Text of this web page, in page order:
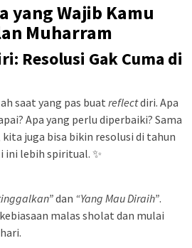
yang Wajib Kamu
Muharram
Resolusi Gak Cuma di
saat yang pas buat reflectdiri. Apa
Apa yang perlu diperbaiki? Sama
kita juga bisa bikin resolusi di tahun
ini lebih spiritual. ✨
dan “Yang Mau Diraih”.
malas sholat dan mulai